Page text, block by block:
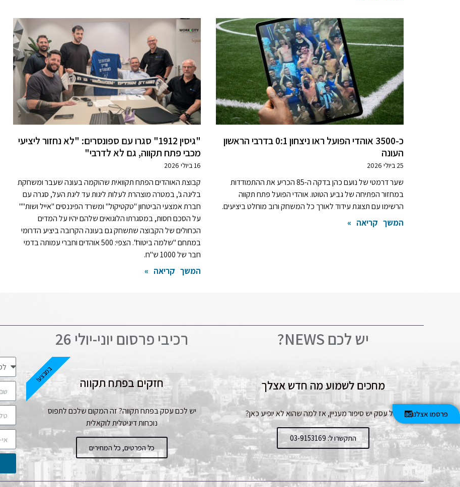
כ-3500 אוהדי הפועל ראו ניצחון 0:1 בדרבי הראשון
העונה
25 ביולי 2026
שער דרמטי של נועם כהן בדקה ה-85 הכריע את ההתמודדות
במחזור הפתיחה של גביע הטוטו. אוהדי הפועל פתח תקווה
הרשימו עם תצוגת עידוד לאורך כל המשחק ורוב מוחלט ביציעים.
המשך קריאה »
"גיסין 1912" סגרו עם ספונסרים: "לא נחזור ליציעי
מכבי פתח תקווה, גם לא לדרבי"
16 ביולי 2026
קבוצת האוהדים הפתח תקוואית שהוקמה בעונה שעבר ומשחקת
בליגה ג', במטרה מוצהרת לעלות ליגות עד ליגת העל, סגרה עם
חברת אמצעי הביטחון "טקטיקול" ומשרד הפיננסים "אייל ושות'"'
על הסכם חסות, במסגרתו הלוגואים שלהם יהיו על המדים
הכחולים של הקבוצה שתשחק גם בעונה הקרובה ביציע הדרומי
במתחם "שלמה ביטוח". הצפי: 500 אוהדים וחברי עמותה בדמי
חבר של 1000 ש"ח.
המשך קריאה »
פרסמו אצלנו
יש לכם NEWS?
מחכים לשמוע מה חדש אצלך
לכל עסק יש סיפור מעניין, אז למה שהוא לא יופיע כאן?
התקשרו ל: 03-9153169
רכיבי פרסום יוני-יולי 26
חזקים בפתח תקווה
יש לכם עסק בפתח תקווה? זה המקום שלכם לתפוס
נוכחות דיגיטלית לוקאלית
כל הפרטים, כל המחירים
במבצע!